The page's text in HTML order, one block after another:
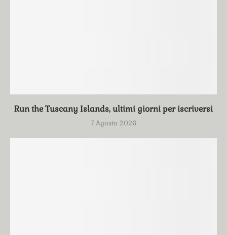
Run the Tuscany Islands, ultimi giorni per iscriversi
7 Agosto 2026